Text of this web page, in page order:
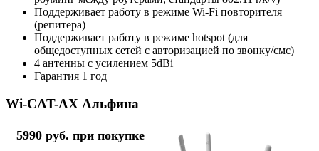
Поддерживает работу в режиме Wi-Fi повторителя
(репитера)
Поддерживает работу в режиме hotspot (для
общедоступных сетей с авторизацией по звонку/смс)
4 антенны с усилением 5dBi
Гарантия 1 год
Wi-CAT-AX Альфина
5990 руб. при покупке